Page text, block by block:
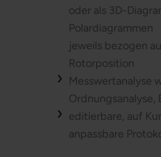
oder als 3D-
Polardiagrammen
jeweils bezogen
Rotorposition
Messwertanalyse
editierbare, auf
anpassbare